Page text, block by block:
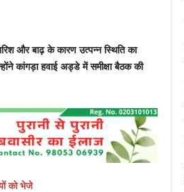
और बाढ़ के कारण उत्पन्न स्थिति का
कांगड़ा हवाई अड्डे में समीक्षा बैठक की
को भेजे